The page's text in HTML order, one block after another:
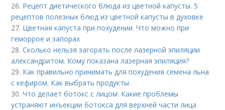
26. Рецепт диетического блюда из цветной капусты. 5
рецептов полезных блюд из цветной капусты в духовке
27. Цветная капуста при похудении. Что можно при
геморрое и запорах
28.Сколько нельзя загорать после лазерной эпиляции
александритом. Кому показана лазерная эпиляция?
29. Как правильно принимать для похудения семена льна
с кефиром. Как выбрать продукты
30.Что делает ботокс с лицом. Какие проблемы
устраняют инъекции ботокса для верхней части лица